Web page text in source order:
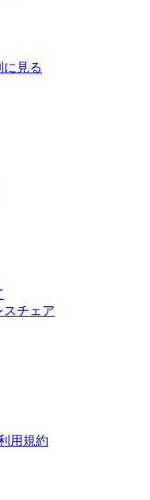
に見る
チェア
用規約